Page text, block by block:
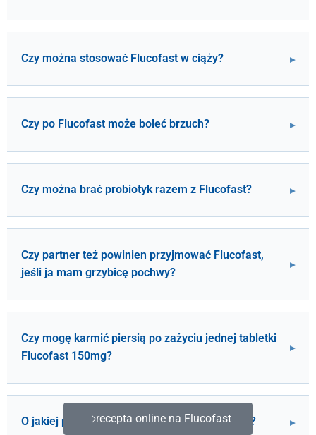
Czy można stosować Flucofast w ciąży?
Czy po Flucofast może boleć brzuch?
Czy można brać probiotyk razem z Flucofast?
Czy partner też powinien przyjmować Flucofast,
jeśli ja mam grzybicę pochwy?
Czy mogę karmić piersią po zażyciu jednej tabletki
Flucofast 150mg?
O jakiej porze dnia najlepiej przyjąć Flucofast?
recepta online na Flucofast